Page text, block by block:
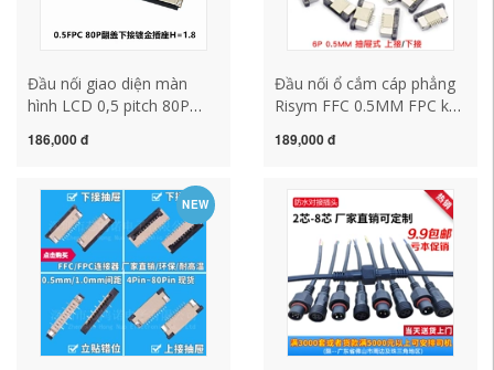
Đầu nối giao diện màn
hình LCD 0,5 pitch 80P
còn hàng
186,000 đ
Đầu nối ổ cắm cáp phẳng
Risym FFC 0.5MM FPC kết
sò 6P (5 cái)
189,000 đ
NEW